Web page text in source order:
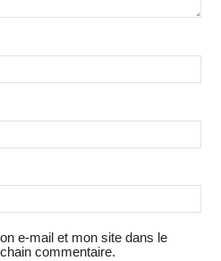
e-mail et mon site dans le
commentaire.